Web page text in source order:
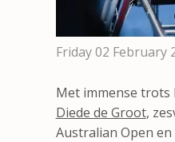
Friday 02 February
Met immense trots
Diede de Groot,
Australian Open